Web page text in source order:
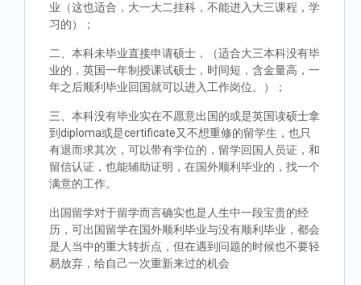
业（这也适合，大一大二挂科，不能进入大三课程，学
习的）；
二、本科未毕业直接申请硕士，（适合大三本科没有毕
业的，英国一年制授课试硕士，时间短，含金量高，一
年之后顺利毕业回国就可以进入工作岗位。）；
三、本科没有毕业实在不愿意出国的或是英国读硕士拿
到diploma或是certificate又不想重修的留学生，也只
有退而求其次，可以带有学位的，留学回国人员证，和
留信认证，也能辅助证明，在国外顺利毕业的，找一个
满意的工作。
出国留学对于留学而言确实也是人生中一段宝贵的经
历，可出国留学在国外顺利毕业与没有顺利毕业，都会
是人当中的重大转折点，但在遇到问题的时候也不要轻
易放弃，给自己一次重新来过的机会